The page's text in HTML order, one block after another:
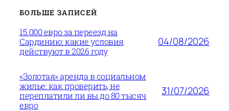
БОЛЬШЕ ЗАПИСЕЙ
15.000 евро за переезд на
Сардинию: какие условия
действуют в 2026 году
04/08/2026
«Золотая» аренда в социальном
жилье: как проверить, не
переплатили ли вы до 80 тысяч
евро
31/07/2026